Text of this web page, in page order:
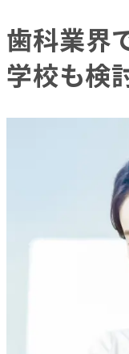
歯科業界
学校も検